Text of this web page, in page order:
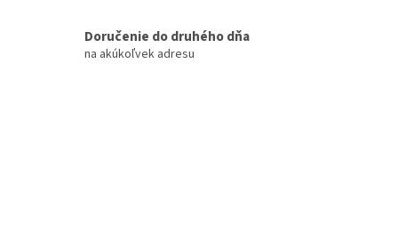
e
Doručenie do druhého dňa
na akúkoľvek adresu